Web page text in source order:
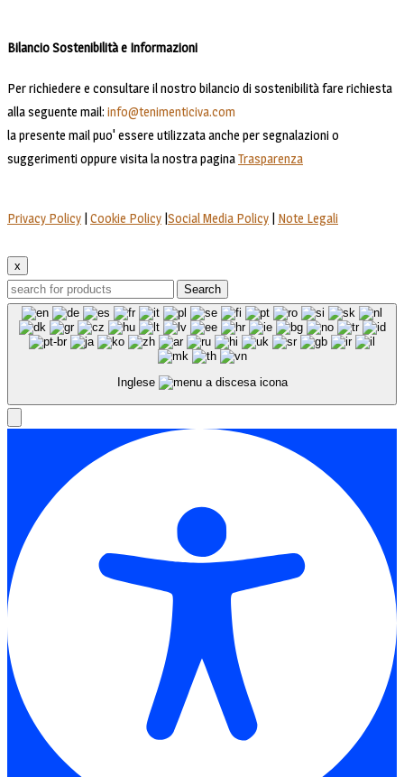
Bilancio Sostenibilità e Informazioni
Per richiedere e consultare il nostro bilancio di sostenibilità fare richiesta
alla seguente mail: info@tenimenticiva.com
la presente mail puo' essere utilizzata anche per segnalazioni o
suggerimenti oppure visita la nostra paginaTrasparenza
Privacy Policy | Cookie Policy |Social Media Policy | Note Legali
x
Search
Inglese